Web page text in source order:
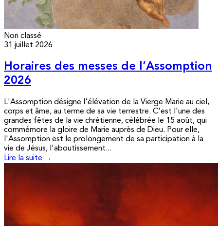
Non classé
31 juillet 2026
Horaires des messes de l’Assomption
2026
L'Assomption désigne l'élévation de la Vierge Marie au ciel,
corps et âme, au terme de sa vie terrestre. C'est l'une des
grandes fêtes de la vie chrétienne, célébrée le 15 août, qui
commémore la gloire de Marie auprès de Dieu. Pour elle,
l'Assomption est le prolongement de sa participation à la
vie de Jésus, l'aboutissement...
Lire la suite →